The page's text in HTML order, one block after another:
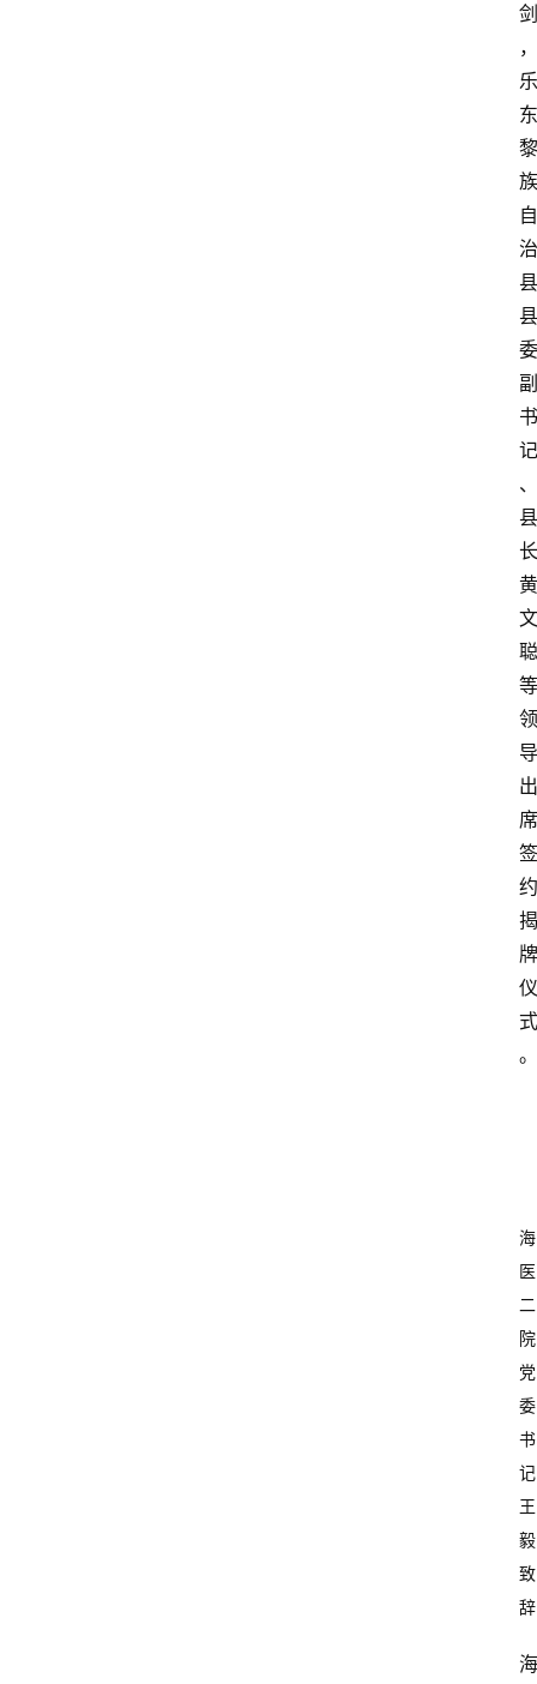
剑
，
乐
东
黎
族
自
治
县
县
委
副
书
记
、
县
长
黄
文
聪
等
领
导
出
席
签
约
揭
牌
仪
式
。
海
医
二
院
党
委
书
记
王
毅
致
辞
海